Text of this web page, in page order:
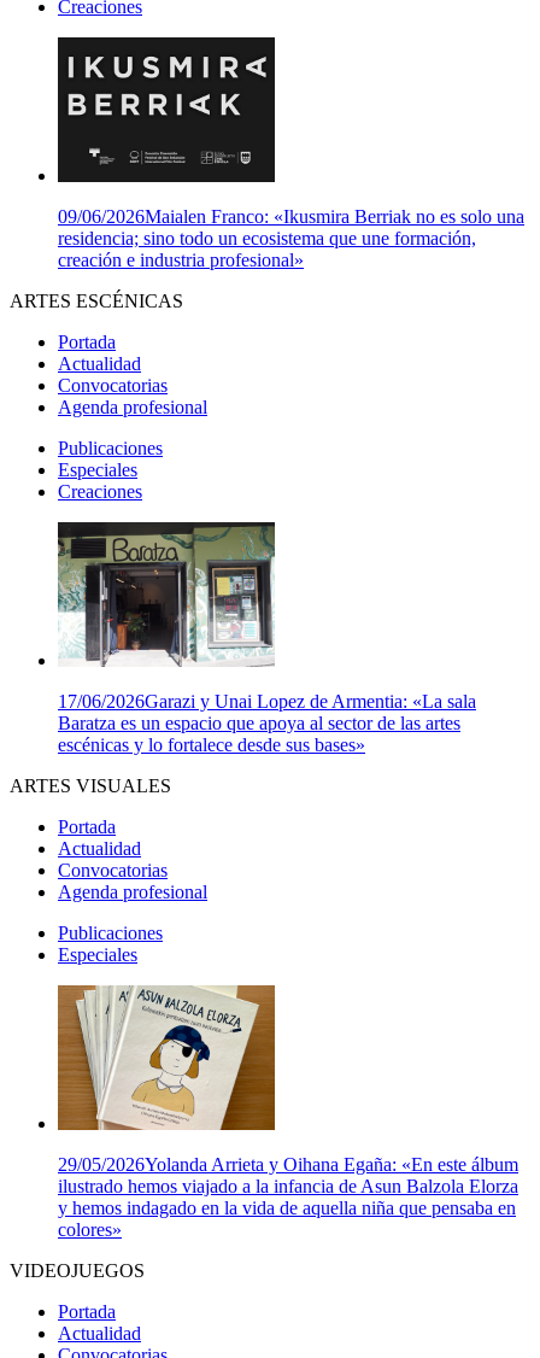
Creaciones
09/06/2026Maialen Franco: «Ikusmira Berriak no es solo una
residencia; sino todo un ecosistema que une formación,
creación e industria profesional»
ARTES ESCÉNICAS
Portada
Actualidad
Convocatorias
Agenda profesional
Publicaciones
Especiales
Creaciones
17/06/2026Garazi y Unai Lopez de Armentia: «La sala
Baratza es un espacio que apoya al sector de las artes
escénicas y lo fortalece desde sus bases»
ARTES VISUALES
Portada
Actualidad
Convocatorias
Agenda profesional
Publicaciones
Especiales
29/05/2026Yolanda Arrieta y Oihana Egaña: «En este álbum
ilustrado hemos viajado a la infancia de Asun Balzola Elorza
y hemos indagado en la vida de aquella niña que pensaba en
colores»
VIDEOJUEGOS
Portada
Actualidad